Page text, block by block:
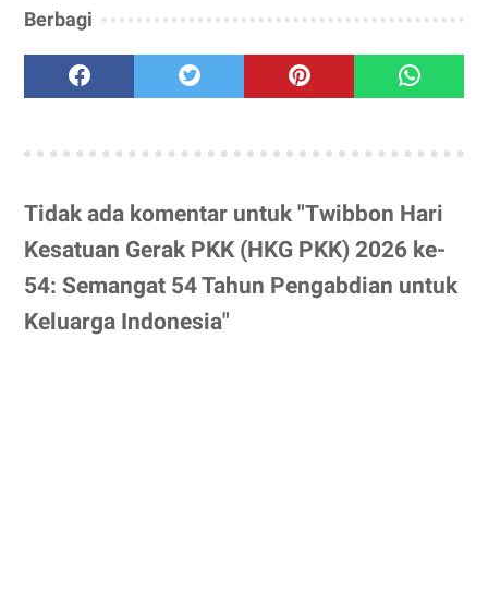
Berbagi
Tidak ada komentar untuk "Twibbon Hari
Kesatuan Gerak PKK (HKG PKK) 2026 ke-
54: Semangat 54 Tahun Pengabdian untuk
Keluarga Indonesia"